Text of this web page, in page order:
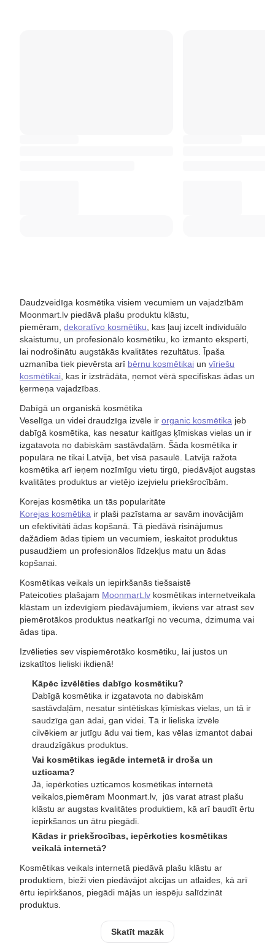
Daudzveidīga kosmētika visiem vecumiem un vajadzībām
Moonmart.lv piedāvā plašu produktu klāstu,
piemēram, dekoratīvo kosmētiku , kas ļauj izcelt individuālo
skaistumu, un profesionālo kosmētiku, ko izmanto eksperti,
lai nodrošinātu augstākās kvalitātes rezultātus. Īpaša
uzmanība tiek pievērsta arī bērnu kosmētikai un vīriešu
kosmētikai , kas ir izstrādāta, ņemot vērā specifiskas ādas un
ķermeņa vajadzības.
Dabīgā un organiskā kosmētika
Veselīga un videi draudzīga izvēle ir organic kosmētika jeb
dabīgā kosmētika, kas nesatur kaitīgas ķīmiskas vielas un ir
izgatavota no dabiskām sastāvdaļām. Šāda kosmētika ir
populāra ne tikai Latvijā, bet visā pasaulē. Latvijā ražota
kosmētika arī ieņem nozīmīgu vietu tirgū, piedāvājot augstas
kvalitātes produktus ar vietējo izejvielu priekšrocībām.
Korejas kosmētika un tās popularitāte
Korejas kosmētika ir plaši pazīstama ar savām inovācijām
un efektivitāti ādas kopšanā. Tā piedāvā risinājumus
dažādiem ādas tipiem un vecumiem, ieskaitot produktus
pusaudžiem un profesionālos līdzekļus matu un ādas
kopšanai.
Kosmētikas veikals un iepirkšanās tiešsaistē
Pateicoties plašajam Moonmart.lv kosmētikas internetveikala
klāstam un izdevīgiem piedāvājumiem, ikviens var atrast sev
piemērotākos produktus neatkarīgi no vecuma, dzimuma vai
ādas tipa.
Izvēlieties sev vispiemērotāko kosmētiku, lai justos un
izskatītos lieliski ikdienā!
Kāpēc izvēlēties dabīgo kosmētiku?
Dabīgā kosmētika ir izgatavota no dabiskām
sastāvdaļām, nesatur sintētiskas ķīmiskas vielas, un tā ir
saudzīga gan ādai, gan videi. Tā ir lieliska izvēle
cilvēkiem ar jutīgu ādu vai tiem, kas vēlas izmantot dabai
draudzīgākus produktus.
Vai kosmētikas iegāde internetā ir droša un
uzticama?
Jā, iepērkoties uzticamos kosmētikas internetā
veikalos,piemēram Moonmart.lv, jūs varat atrast plašu
klāstu ar augstas kvalitātes produktiem, kā arī baudīt ērtu
iepirkšanos un ātru piegādi.
Kādas ir priekšrocības, iepērkoties kosmētikas
veikalā internetā?
Kosmētikas veikals internetā piedāvā plašu klāstu ar
produktiem, bieži vien piedāvājot akcijas un atlaides, kā arī
ērtu iepirkšanos, piegādi mājās un iespēju salīdzināt
produktus.
Skatīt mazāk